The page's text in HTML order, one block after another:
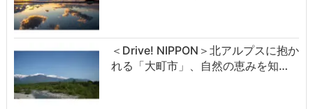
＜Drive! NIPPON＞北アルプスに抱か
れる「大町市」、自然の恵みを知…